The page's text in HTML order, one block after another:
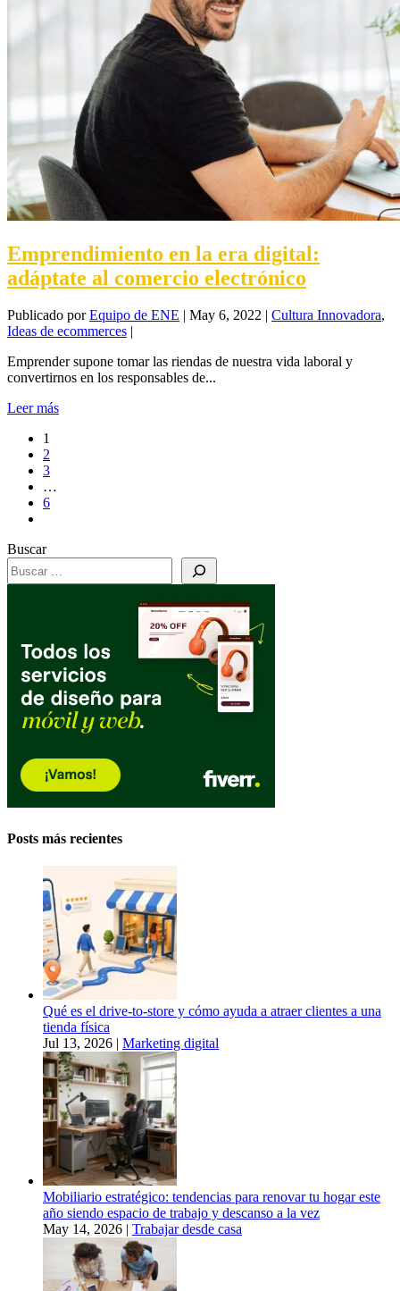
Emprendimiento en la era digital:
adáptate al comercio electrónico
Publicado porEquipo de ENE May 6, 2022 Cultura Innovadora,
Ideas de ecommerces
Emprender supone tomar las riendas de nuestra vida laboral y
convertirnos en los responsables de...
Leer más
1
2
3
…
6
Buscar
Posts más recientes
Qué es el drive-to-store y cómo ayuda a atraer clientes a una
tienda física
Jul 13, 2026 | Marketing digital
Mobiliario estratégico: tendencias para renovar tu hogar este
año siendo espacio de trabajo y descanso a la vez
May 14, 2026 | Trabajar desde casa